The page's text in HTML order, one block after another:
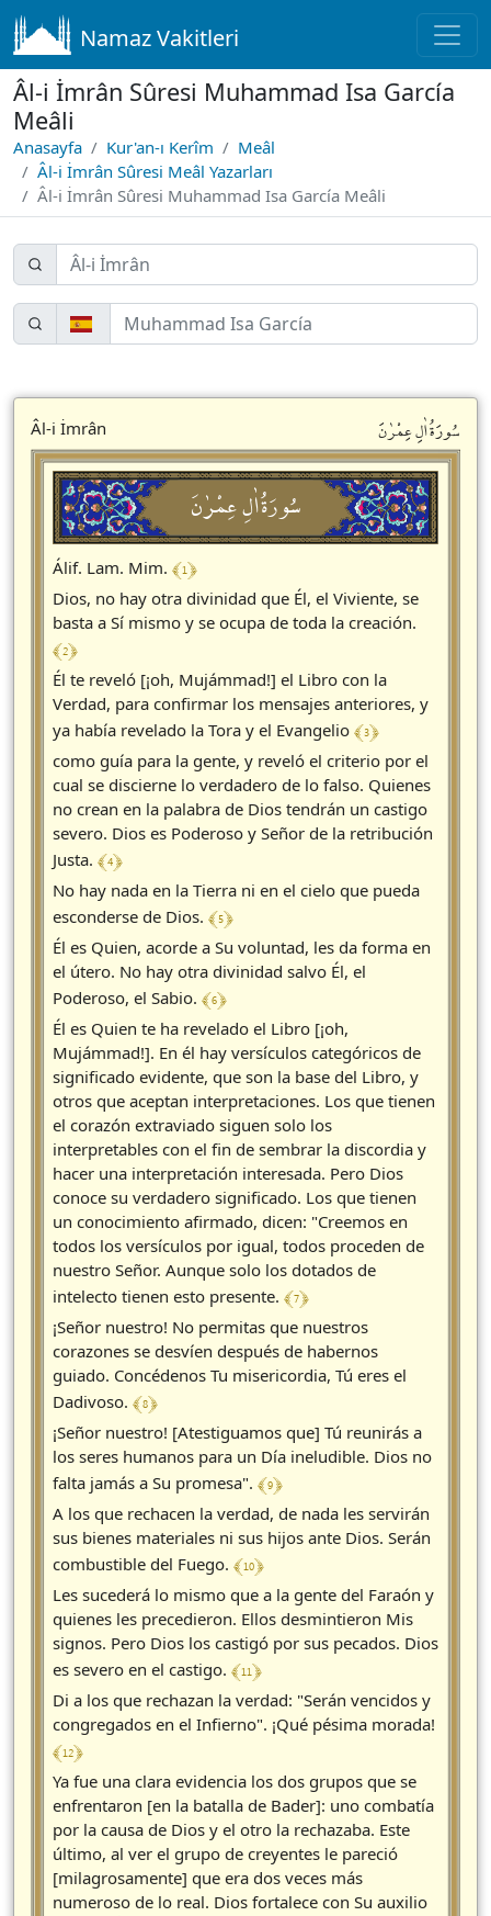
Namaz Vakitleri
Âl-i İmrân Sûresi Muhammad Isa García
Meâli
Anasayfa Kur'an-ı Kerîm
Meâl
Âl-i İmrân Sûresi Meâl Yazarları
Âl-i İmrân Sûresi Muhammad Isa García Meâli
Âl-i İmrân سُورَةُاٰلِ عِمْرٰنَ
سُورَةُاٰلِ عِمْرٰنَ
Álif. Lam. Mim. ﴾ 1 ﴿
Dios, no hay otra divinidad que Él, el Viviente, se
basta a Sí mismo y se ocupa de toda la creación.
﴾ 2 ﴿
Él te reveló [¡oh, Mujámmad!] el Libro con la
Verdad, para confirmar los mensajes anteriores, y
ya había revelado la Tora y el Evangelio ﴾ 3 ﴿
como guía para la gente, y reveló el criterio por el
cual se discierne lo verdadero de lo falso. Quienes
no crean en la palabra de Dios tendrán un castigo
severo. Dios es Poderoso y Señor de la retribución
Justa. ﴾ 4 ﴿
No hay nada en la Tierra ni en el cielo que pueda
esconderse de Dios. ﴾ 5 ﴿
Él es Quien, acorde a Su voluntad, les da forma en
el útero. No hay otra divinidad salvo Él, el
Poderoso, el Sabio. ﴾ 6 ﴿
Él es Quien te ha revelado el Libro [¡oh,
Mujámmad!]. En él hay versículos categóricos de
significado evidente, que son la base del Libro, y
otros que aceptan interpretaciones. Los que tienen
el corazón extraviado siguen solo los
interpretables con el fin de sembrar la discordia y
hacer una interpretación interesada. Pero Dios
conoce su verdadero significado. Los que tienen
un conocimiento afirmado, dicen: "Creemos en
todos los versículos por igual, todos proceden de
nuestro Señor. Aunque solo los dotados de
intelecto tienen esto presente. ﴾ 7 ﴿
¡Señor nuestro! No permitas que nuestros
corazones se desvíen después de habernos
guiado. Concédenos Tu misericordia, Tú eres el
Dadivoso. ﴾ 8 ﴿
¡Señor nuestro! [Atestiguamos que] Tú reunirás a
los seres humanos para un Día ineludible. Dios no
falta jamás a Su promesa". ﴾ 9 ﴿
A los que rechacen la verdad, de nada les servirán
sus bienes materiales ni sus hijos ante Dios. Serán
combustible del Fuego. ﴾ 10 ﴿
Les sucederá lo mismo que a la gente del Faraón y
quienes les precedieron. Ellos desmintieron Mis
signos. Pero Dios los castigó por sus pecados. Dios
es severo en el castigo. ﴾ 11 ﴿
Di a los que rechazan la verdad: "Serán vencidos y
congregados en el Infierno". ¡Qué pésima morada!
﴾ 12 ﴿
Ya fue una clara evidencia los dos grupos que se
enfrentaron [en la batalla de Bader]: uno combatía
por la causa de Dios y el otro la rechazaba. Este
último, al ver el grupo de creyentes le pareció
[milagrosamente] que era dos veces más
numeroso de lo real. Dios fortalece con Su auxilio